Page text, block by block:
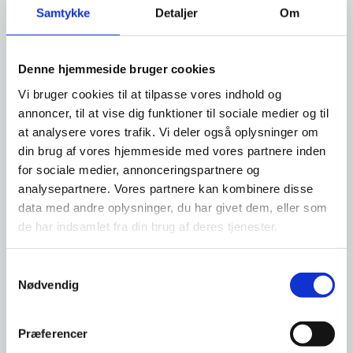
Samtykke Detaljer Om
Denne hjemmeside bruger cookies
Vi bruger cookies til at tilpasse vores indhold og
annoncer, til at vise dig funktioner til sociale medier og til
at analysere vores trafik. Vi deler også oplysninger om
din brug af vores hjemmeside med vores partnere inden
for sociale medier, annonceringspartnere og
analysepartnere. Vores partnere kan kombinere disse
data med andre oplysninger, du har givet dem, eller som
de har indsamlet fra din brug af deres tjenester.
Nødvendig
Præferencer
og lejebolig
Ægtefællebidrag
til forsørgelse af børnene, og børnebidrag er derfor
noget helt andet end ægtefællebidrag.
Se mere om
bidrag.
Ægtefællebidrag er mellem voksne. Børnebidrag er til
forsørgelse af børnene og børnebidrag er derfor noget
helt andet end ægtefællebidrag.Se mere om
børnebidrag.
Når I er gift, har I pligt til at forsørge hinanden.
forsørge den anden, altså at betale ægtefællebidrag.
Selve beløbet kan Familieretshuset bestemme.